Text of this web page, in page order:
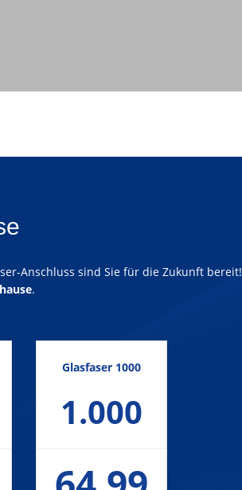
Anschluss sind Sie für die Zukunft bereit!
.
Glasfaser 1000
1.000